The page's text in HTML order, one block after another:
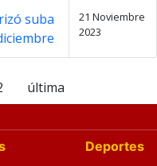
suba
21 Noviembre
2023
última
Deportes